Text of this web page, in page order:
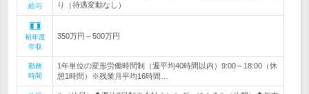
給与
り（待遇変動なし）
初年度
年収
350万円～500万円
勤務
時間
1年単位の変形労働時間制（週平均40時間以内）9:00～18:00（休
憩1時間）※残業月平均16時間…